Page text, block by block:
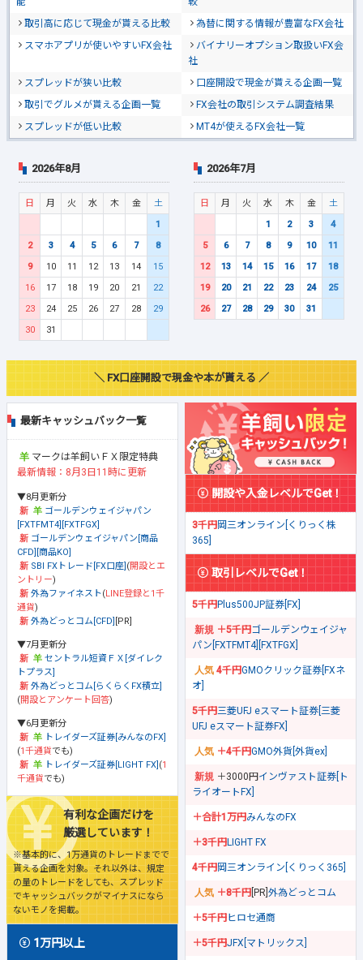
取引高に応じて現金が貰える比較
為替に関する情報が豊富なFX会社
スマホアプリが使いやすいFX会社
バイナリーオプション取扱いFX会
社
スプレッドが狭い比較
口座開設で現金が貰える企画一覧
取引でグルメが貰える企画一覧
FX会社の取引システム調査結果
スプレッドが低い比較
MT4が使えるFX会社一覧
2026年8月
日 月 火 水 木 金
土
1
2
3 4 5 6 7
8
9
10 11 12 13 14
15
16
17 18 19 20 21
22
23
24 25 26 27 28
29
30
31
2026年7月
日 月 火 水 木 金
土
1
2 3
4
5
6 7 8 9 10
11
12
13 14 15 16 17
18
19
20 21 22 23 24
25
26
27 28 29 30 31
＼ FX口座開設で現金や本が貰える ／
最新キャッシュバック一覧
マークは羊飼いＦＸ限定特典
最新情報：8月3日11時に更新
▼8月更新分
ゴールデンウェイジャパン
[FXTFMT4][FXTFGX]
ゴールデンウェイジャパン[商品
CFD][商品KO]
SBI FXトレード[FX口座] (開設とエ
ントリー)
外為ファイネスト(LINE登録と1千
通貨)
外為どっとコム[CFD] [PR]
▼7月更新分
セントラル短資ＦＸ[ダイレク
トプラス]
外為どっとコム[らくらくFX積立]
(開設とアンケート回答)
▼6月更新分
トレイダーズ証券[みんなのFX]
(1千通貨でも)
トレイダーズ証券[LIGHT FX] (1
千通貨でも)
有利な企画だけを
厳選しています！
※基本的に、1万通貨のトレードまでで
貰える企画を対象。それ以外は、規定
の量のトレードをしても、スプレッド
でキャッシュバックがマイナスになら
ないモノを掲載。
1万円以上
開設や入金レベルでGet！
3千円岡三オンライン[くりっく株
365]
取引レベルでGet！
5千円Plus500JP証券[FX]
＋5千円ゴールデンウェイジャ
パン[FXTFMT4][FXTFGX]
4千円GMOクリック証券[FXネ
オ]
5千円三菱UFJ eスマート証券[三菱
UFJ eスマート証券FX]
＋4千円GMO外貨[外貨ex]
＋3000円 インヴァスト証券[ト
ライオートFX]
＋合計1万円みんなのFX
＋3千円LIGHT FX
4千円岡三オンライン[くりっく365]
＋8千円 [PR] 外為どっとコム
＋5千円ヒロセ通商
＋5千円JFX[マトリックス]